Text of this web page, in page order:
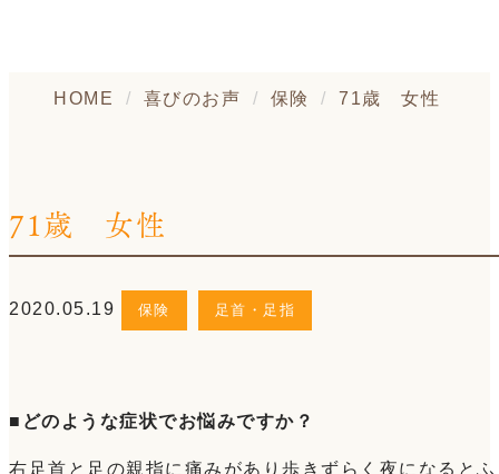
HOME 喜びのお声 保険 71歳 女性
71歳 女性
2020.05.19 保険 足首・足指
■ どのような症状でお悩みですか？
右足首と足の親指に痛みがあり歩きずらく夜になると